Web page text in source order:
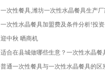
一次性餐具,潍坊一次性水晶餐具生产厂家
一次性水晶餐具加盟费及条件分析!投
迎中秋 晒商机
适合在县城做哪些生意？一次性水晶
普通一次性餐具与一次性水晶餐具的区